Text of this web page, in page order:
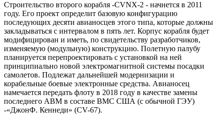
Строительство второго корабля -CVNX-2 - начнется в 2011
году. Его проект определит базовую конфигурацию
последующих десяти авианосцев этого типа, которые должны
закладываться с интервалом в пять лет. Корпус корабля будет
модифицирован и иметь, по свидетельству разработчиков,
изменяемую (модульную) конструкцию. Полетную палубу
планируется перепроектировать с установкой на ней
принципиально новой электромагнитной системы посадки
самолетов. Подлежат дальнейшей модернизации и
корабельные боевые электронные средства. Авианосец
намечается передать флоту в 2018 году в качестве замены
последнего АВМ в составе ВМС США (с обычной ГЭУ)
-«ДжонФ. Кеннеди» (СV-67).